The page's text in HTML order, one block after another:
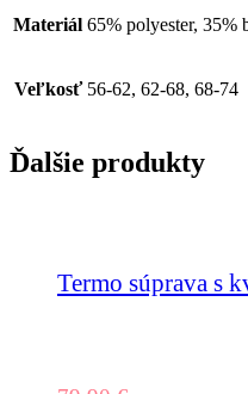
Materiál 65% polyester, 35%
Veľkosť 56-62, 62-68, 68-74
Ďalšie produkty
Termo súprava s